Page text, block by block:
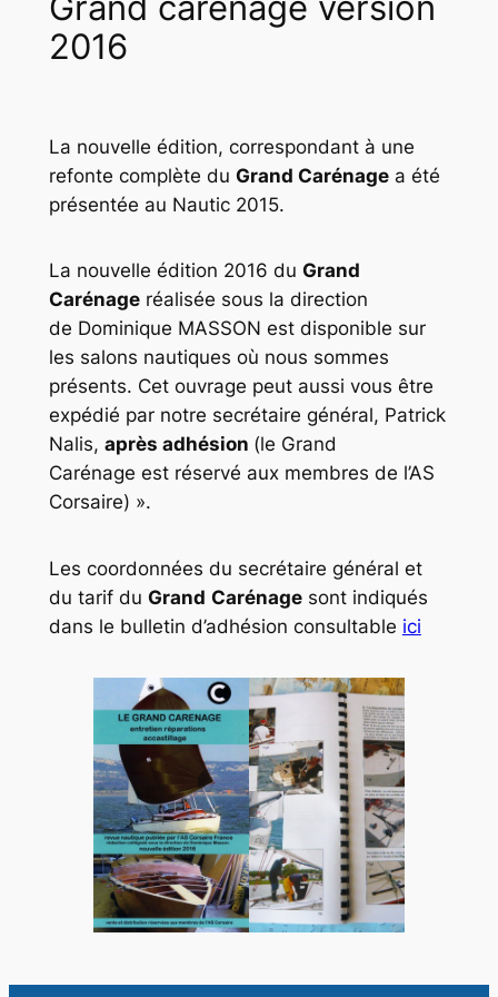
2016
La nouvelle édition, correspondant à une
refonte complète du Grand Carénagea été
présentée au Nautic 2015.
La nouvelle édition 2016 du Grand
Carénageréalisée sous la direction
de Dominique MASSON est disponible sur
les salons nautiques où nous sommes
présents. Cet ouvrage peut aussi vous être
expédié par notre secrétaire général, Patrick
Nalis, après adhésion (le Grand
Carénage est réservé aux membres de l’AS
Corsaire) ».
Les coordonnées du secrétaire général et
du tarif du Grand Carénagesont indiqués
dans le bulletin d’adhésion consultable ici